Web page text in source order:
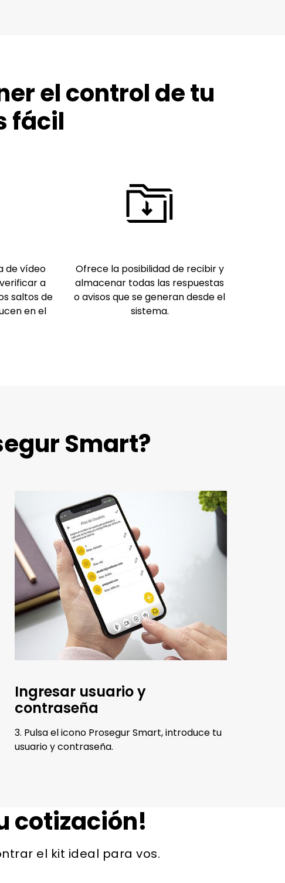
el control de tu
fácil
de vídeo
a
saltos de
en el
Ofrece la posibilidad de recibir y
almacenar todas las respuestas
o avisos que se generan desde el
sistema.
Smart?
Ingresar usuario y
contraseña
3. Pulsa el icono Prosegur Smart, introduce tu
usuario y contraseña.
cotización!
el kit ideal para vos.